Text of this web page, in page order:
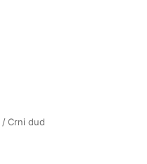
/Crni dud